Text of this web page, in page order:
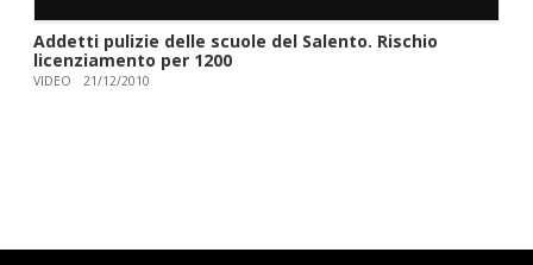
Addetti pulizie delle scuole del Salento. Rischio
licenziamento per 1200
VIDEO 21/12/2010